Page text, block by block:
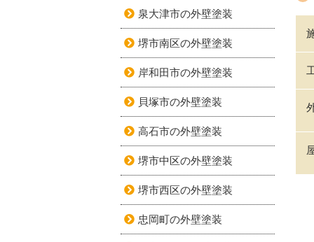
泉大津市の外壁塗装
堺市南区の外壁塗装
岸和田市の外壁塗装
貝塚市の外壁塗装
高石市の外壁塗装
堺市中区の外壁塗装
堺市西区の外壁塗装
忠岡町の外壁塗装